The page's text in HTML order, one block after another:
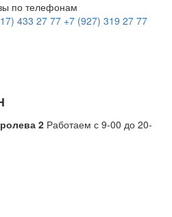
по телефонам
433 27 77 +7 (927) 319 27 77
2 Работаем с 9-00 до 20-